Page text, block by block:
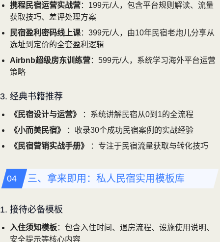
携程民宿运营实战营：199元/人，包含平台规则解读、流量
获取技巧、差评处理方案
民宿盈利密码线上课：399元/人，由10年民宿老炮儿分享从
选址到定价的全套盈利逻辑
Airbnb超级房东训练营：599元/人，系统学习海外平台运营
策略
3. 经典书籍推荐
《民宿设计与运营》
：系统讲解民宿从0到1的全流程
《小而美民宿》
：收录30个成功民宿案例的实战经验
《民宿营销实战手册》
：专注于民宿流量获取与转化技巧
三、拿来即用：私人民宿实用模板库
1. 接待必备模板
入住须知模板：包含入住时间、退房流程、设施使用说明、
安全提示等核心内容